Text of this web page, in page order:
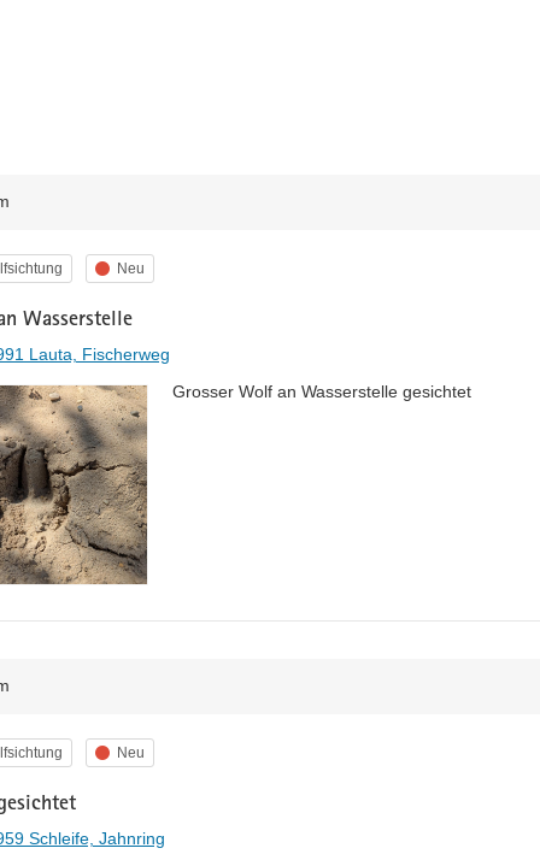
Status
Neu
Wasserstelle
Lauta, Fischerweg
Grosser Wolf an Wasserstelle gesichtet
Status
Neu
Schleife, Jahnring